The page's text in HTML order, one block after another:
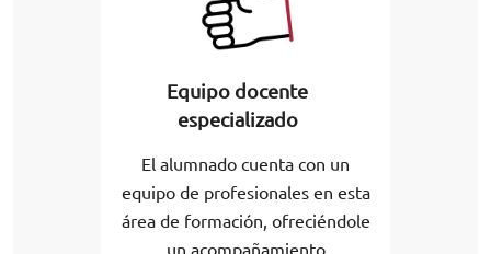
Equipo docente
especializado
El alumnado cuenta con un
equipo de profesionales en esta
área de formación, ofreciéndole
un acompañamiento